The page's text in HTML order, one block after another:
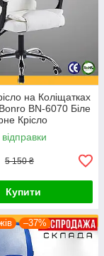
на Коліщатках
BN-6070 Біле
Крісло
Офісу
5 150 ₴
Купити
–37%